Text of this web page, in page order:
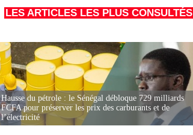
LES ARTICLES LES PLUS CONSULTÉS
Hausse du pétrole : le Sénégal débloque 729 milliards
FCFA pour préserver les prix des carburants et de
l’électricité